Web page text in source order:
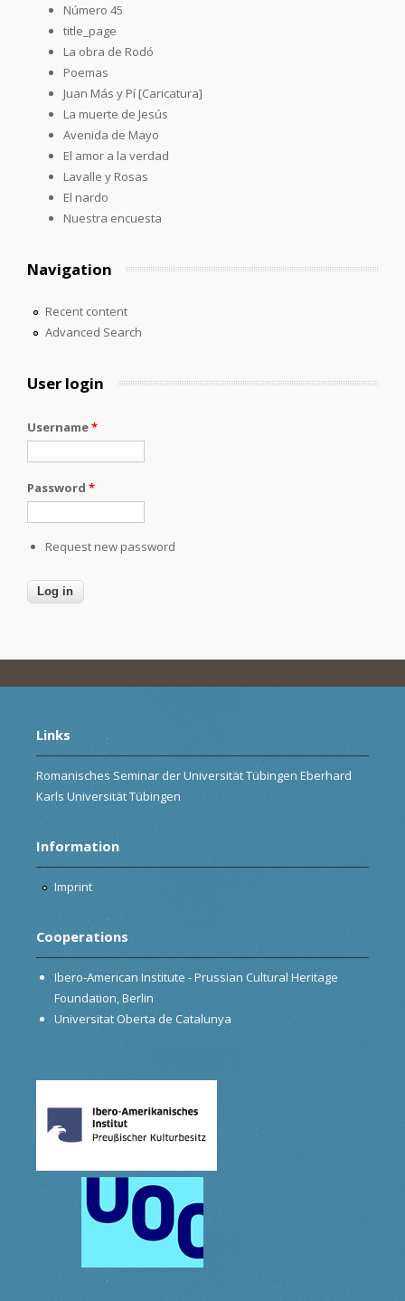
Número 45
title_page
La obra de Rodó
Poemas
Juan Más y Pí [Caricatura]
La muerte de Jesús
Avenida de Mayo
El amor a la verdad
Lavalle y Rosas
El nardo
Nuestra encuesta
Navigation
Recent content
Advanced Search
User login
Username*
Password *
Request new password
Links
Romanisches Seminar der Universität Tübingen Eberhard
Karls Universität Tübingen
Information
Imprint
Cooperations
Ibero-American Institute - Prussian Cultural Heritage
Foundation, Berlin
Universitat Oberta de Catalunya